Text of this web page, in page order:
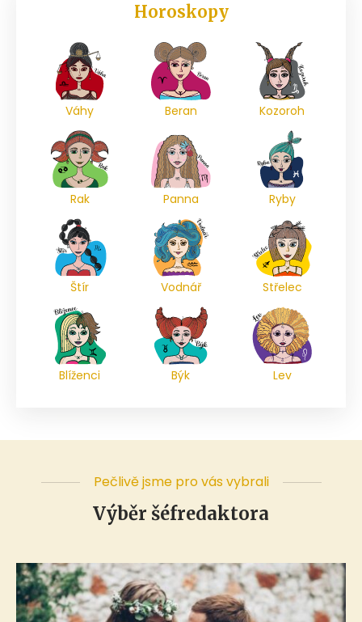
Horoskopy
Váhy Beran Kozoroh
Rak Panna Ryby
Štír Vodnář Střelec
Blíženci Býk Lev
Pečlivě jsme pro vás vybrali
Výběr šéfredaktora